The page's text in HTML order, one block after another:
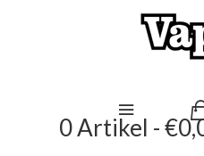
0 Artikel -